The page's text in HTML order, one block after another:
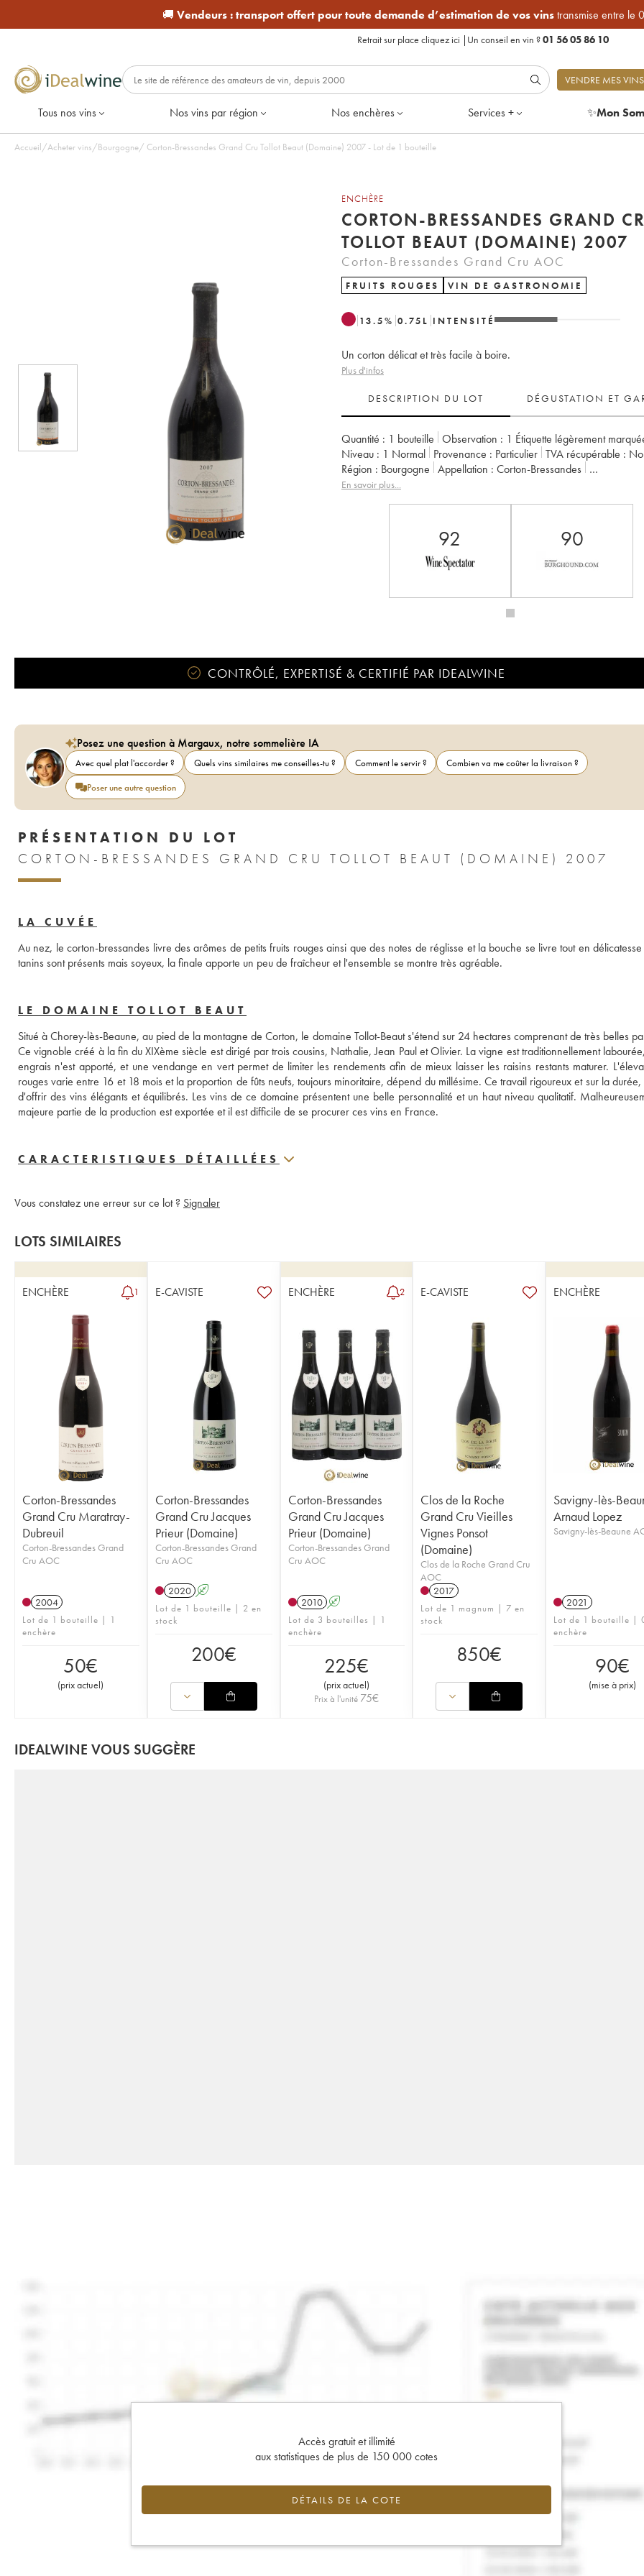
🚚 Vendeurs :transport offert pour toute demande d’estimation de vos vinstransmise entre le
Retrait sur place cliquez ici | Un conseil en vin ?01 56 05 86 10
VENDRE MES VINS
Tous nos vins Nos vins par région Nos enchères Services + ✨Mon
Accueil/Acheter vins/Bourgogne/ Corton-Bressandes Grand Cru Tollot Beaut (Domaine) 2007 - Lot de 1 bouteille
ENCHÈRE
CORTON-BRESSANDES GRAND
TOLLOT BEAUT (DOMAINE) 2007
Corton-Bressandes Grand Cru AOC
FRUITS ROUGES VIN DE GASTRONOMIE
13.5% 0.75 L INTENSITÉ
Un corton délicat et très facile à boire.
Plus d'infos
DESCRIPTION DU LOT DÉGUSTATION ET
Quantité : 1 bouteille Observation : 1 Étiquette légèrement
Niveau : 1 Normal Provenance : particulier TVA récupérable :
Région :
Bourgogne Appellation :
Corton-Bressandes
Classement :
En savoir plus...
92 90
CONTRÔLÉ, EXPERTISÉ & CERTIFIÉ PAR IDEALWINE
Posez une question à Margaux, notre sommelière IA
Avec quel plat l'accorder ? Quels vins similaires me conseilles-tu ? Comment le servir ?
Combien va me coûter la livraison ?
Poser une autre question
PRÉSENTATION DU LOT
CORTON-BRESSANDES GRAND CRU TOLLOT BEAUT (DOMAINE) 2007
LA CUVÉE
Au nez, le corton-bressandes livre des arômes de petits fruits rouges ainsi que des notes de réglisse et la bouche se livre tout en
tanins sont présents mais soyeux, la finale apporte un peu de fraîcheur et l'ensemble se montre très agréable.
LE DOMAINE TOLLOT BEAUT
Situé à Chorey-lès-Beaune, au pied de la montagne de Corton, le domaine Tollot-Beaut s'étend sur 24 hectares comprenant de très belles
Ce vignoble créé à la fin du XIXème siècle est dirigé par trois cousins, Nathalie, Jean Paul et Olivier. La vigne est traditionnellement
engrais n'est apporté, et une vendange en vert permet de limiter les rendements afin de mieux laisser les raisins restants maturer.
rouges varie entre 16 et 18 mois et la proportion de fûts neufs, toujours minoritaire, dépend du millésime. Ce travail rigoureux et sur la
d'offrir des vins élégants et équilibrés. Les vins de ce domaine présentent une belle personnalité et un haut niveau qualitatif.
majeure partie de la production est exportée et il est difficile de se procurer ces vins en France.
CARACTERISTIQUES DÉTAILLÉES
Vous constatez une erreur sur ce lot ? Signaler
LOTS SIMILAIRES
ENCHÈRE 1
Corton-Bressandes
Grand Cru Maratray-
Dubreuil
Corton-Bressandes Grand
Cru AOC
2004
Lot de 1 bouteille | 1
enchère
50€
(prix actuel)
E-CAVISTE
Corton-Bressandes
Grand Cru Jacques
Prieur (Domaine)
Corton-Bressandes Grand
Cru AOC
2020 A
Lot de 1 bouteille | 2 en
stock
200€
ENCHÈRE 2
Corton-Bressandes
Grand Cru Jacques
Prieur (Domaine)
Corton-Bressandes Grand
Cru AOC
2010 A
Lot de 3 bouteilles | 1
enchère
225€
(prix actuel)
Prix à l'unité 75€
E-CAVISTE
Clos de la Roche
Grand Cru Vieilles
Vignes Ponsot
(Domaine)
Clos de la Roche Grand Cru
AOC
2017
Lot de 1 magnum | 7 en
stock
850€
ENCHÈRE
Savigny-lès-
Arnaud Lopez
Savigny-lès-Beaune
2021
Lot de 1 bouteille |
enchère
90€
(mise à prix)
IDEALWINE VOUS SUGGÈRE
Accès gratuit et illimité
aux statistiques de plus de 150 000 cotes
DÉTAILS DE LA COTE